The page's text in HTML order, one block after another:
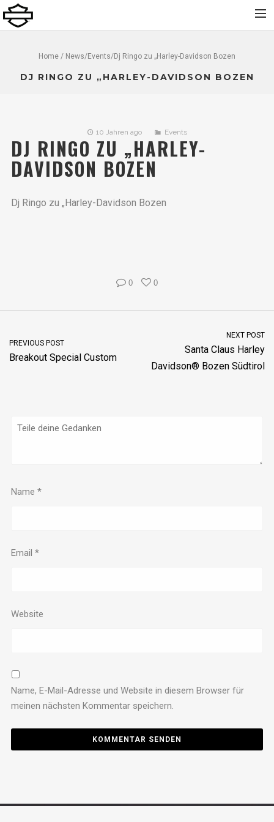
Über uns
Service
Bekleidung und Zubehör
Kontakt
Home / News/Events/Dj Ringo zu „Harley-Davidson Bozen
DJ RINGO ZU „HARLEY-DAVIDSON BOZEN
10 Jahren ago Events
DJ RINGO ZU „HARLEY-
DAVIDSON BOZEN
Dj Ringo zu „Harley-Davidson Bozen
0 0
PREVIOUS POST
Breakout Special Custom
NEXT POST
Santa Claus Harley
Davidson® Bozen Südtirol
Name *
Email *
Website
Name, E-Mail-Adresse und Website in diesem Browser für
meinen nächsten Kommentar speichern.